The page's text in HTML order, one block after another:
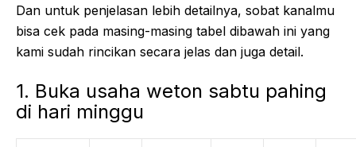
Dan untuk penjelasan lebih detailnya, sobat kanalmu
bisa cek pada masing-masing tabel dibawah ini yang
kami sudah rincikan secara jelas dan juga detail.
1. Buka usaha weton sabtu pahing
di hari minggu